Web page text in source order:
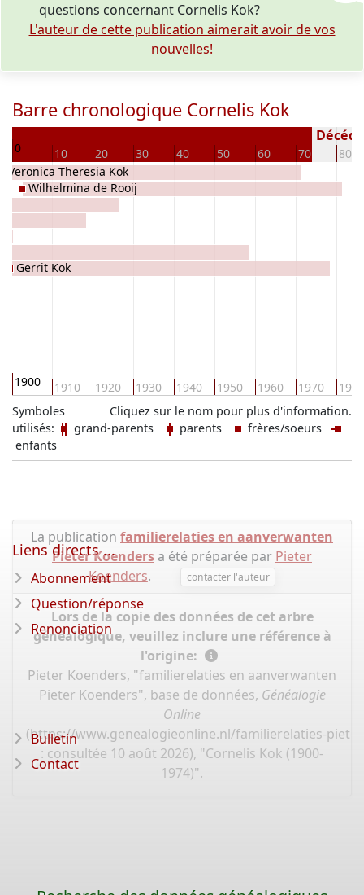
questions concernant Cornelis Kok?
L'auteur de cette publication aimerait avoir de vos
nouvelles!
Barre chronologique Cornelis Kok
0 10 20 30 40 50 60 70 80
1900 1910 1920 1930 1940 1950 1960 1970 1980
Veronica Theresia Kok
Gerrit Kok
Wilhelmina de Rooij
Cliquez sur le nom pour plus d'information.
Symboles
utilisés:
grand-parents parents
frères/soeurs
enfants
La publication familierelaties en aanverwanten
Pieter Koenders a été préparée par Pieter
Koenders. contacter l'auteur
Lors de la copie des données de cet arbre
généalogique, veuillez inclure une référence à
l'origine:
Pieter Koenders, "familierelaties en aanverwanten
Pieter Koenders", base de données, Généalogie
Online
(https://www.genealogieonline.nl/familierelaties-
: consultée 10 août 2026), "Cornelis Kok (1900-
1974)".
Liens directs ...
Abonnement
Question/réponse
Renonciation
Bulletin
Contact